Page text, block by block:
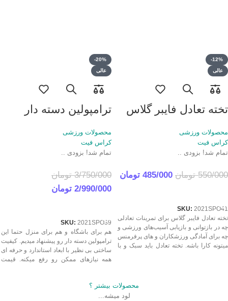
-12%
عالی
تخته تعادل فایبر گلاس
محصولات ورزشی
کراس فیت
تمام شد! بزودی ..
550/000 تومان 485/000 تومان
SKU: 2021SPO41
تخته تعادل فایبر گلاس برای تمرینات تعادلی
چه در بازتوانی و بازیابی آسیب‌های ورزشی و
چه برای آمادگی ورزشکاران و های پرفرمنس
میتونه کارا باشه. تخته تعادل باید سبک و با
-20%
عالی
ترامپولین دسته دار
محصولات ورزشی
کراس فیت
تمام شد! بزودی ..
3/750/000 تومان
2/990/000 تومان
SKU: 2021SPO39
هم برای باشگاه و هم برای منزل حتما این
ترامپولین دسته دار رو پیشنهاد میدیم. کیفیت
ساختی بی نظیر با ابعاد استاندارد و حرفه ای
همه نیازهای ممکن رو رفع میکنه. قیمت
محصولات بیشتر ؟
لود میشه...